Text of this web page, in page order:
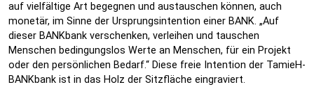
auf vielfältige Art begegnen und austauschen können, auch
monetär, im Sinne der Ursprungsintention einer BANK. „Auf
dieser BANKbank verschenken, verleihen und tauschen
Menschen bedingungslos Werte an Menschen, für ein Projekt
oder den persönlichen Bedarf.“ Diese freie Intention der TamieH-
BANKbank ist in das Holz der Sitzfläche eingraviert.